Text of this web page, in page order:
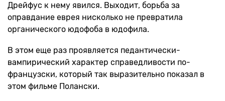
Дрейфус к нему явился. Выходит, борьба за
оправдание еврея нисколько не превратила
органического юдофоба в юдофила.
В этом еще раз проявляется педантически-
вампирический характер справедливости по-
французски, который так выразительно показал в
этом фильме Полански.